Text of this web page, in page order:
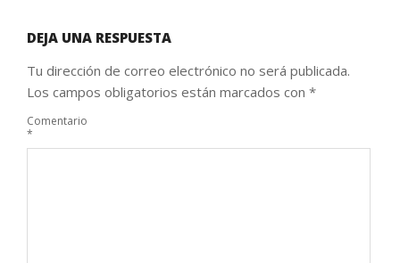
DEJA UNA RESPUESTA
Tu dirección de correo electrónico no será publicada.
Los campos obligatorios están marcados con *
Comentario
*